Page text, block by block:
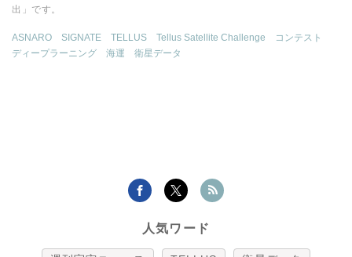
出」です。
ASNARO SIGNATE TELLUS Tellus Satellite Challenge
コンテスト
ディープラーニング
海運 衛星データ
人気ワード